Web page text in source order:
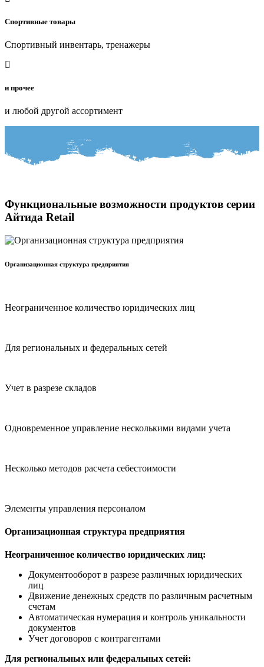
Спортивные товары
Спортивный инвентарь, тренажеры
и прочее
и любой другой ассортимент
Функциональные возможности продуктов серии
Айтида Retail
Организационная структура предприятия
Неограниченное количество юридических лиц
Для региональных и федеральных сетей
Учет в разрезе складов
Одновременное управление несколькими видами учета
Несколько методов расчета себестоимости
Элементы управления персоналом
Организационная структура предприятия
Неограниченное количество юридических лиц:
Документооборот в разрезе различных юридических
лиц
Движение денежных средств по различным расчетным
счетам
Автоматическая нумерация и контроль уникальности
документов
Учет договоров с контрагентами
Для региональных или федеральных сетей: